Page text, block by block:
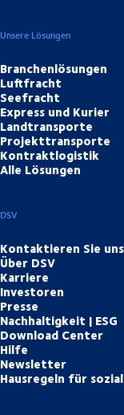
Unsere Lösungen
Branchenlösungen
Luftfracht
Seefracht
Express und Kurier
Landtransporte
Projekttransporte
Kontraktlogistik
Alle Lösungen
DSV
Kontaktieren Sie uns
Über DSV
Karriere
Investoren
Presse
Nachhaltigkeit | ESG
Download Center
Hilfe
Newsletter
Hausregeln für